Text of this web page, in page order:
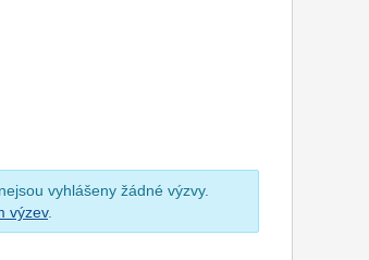
vyhlášeny žádné výzvy.
výzev.